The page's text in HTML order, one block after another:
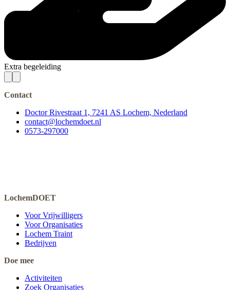
Extra begeleiding
Contact
Doctor Rivestraat 1, 7241 AS Lochem, Nederland
contact@lochemdoet.nl
0573-297000
LochemDOET
Voor Vrijwilligers
Voor Organisaties
Lochem Traint
Bedrijven
Doe mee
Activiteiten
Zoek Organisaties